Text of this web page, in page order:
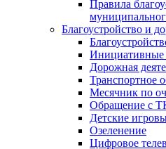
Правила
Благоустройство и
Инициативные
Дорожная
Транспортное
Месячник по
Обращение с
Детские
Озеленение
Цифровое